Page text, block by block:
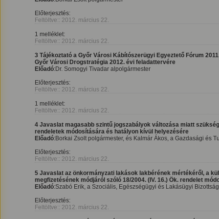
Előterjesztés:
Feltöltve:: 2012. március 22.
1 melléklet:
Feltöltve:: 2012. március 22.
3 Tájékoztató a Győr Városi Kábítószerügyi Egyeztető Fórum
Győr Városi Drogstratégia 2012. évi feladattervére
Előadó:Dr. Somogyi Tivadar alpolgármester
Előterjesztés:
Feltöltve:: 2012. március 22.
1 melléklet:
Feltöltve:: 2012. március 22.
4 Javaslat magasabb szintű jogszabályok változása miatt
rendeletek módosítására és hatályon kívül helyezésére
Előadó:Borkai Zsolt polgármester, és Kalmár Ákos, a Gazdasági és
Előterjesztés:
Feltöltve:: 2012. március 22.
5 Javaslat az önkormányzati lakások lakbérének mértékéről, a
megfizetésének módjáról szóló 18/2004. (IV. 16.) Ök. rendelet
Előadó:Szabó Erik, a Szociális, Egészségügyi és Lakásügyi
Előterjesztés:
Feltöltve:: 2012. március 22.